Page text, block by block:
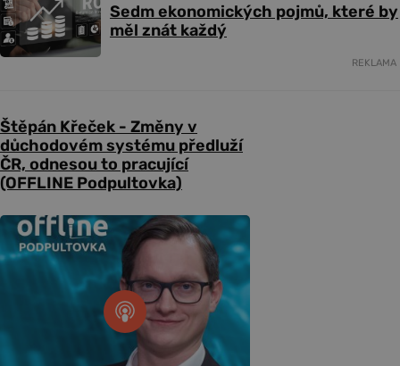
Sedm ekonomických pojmů, které by
měl znát každý
REKLAMA
Štěpán Křeček - Změny v
důchodovém systému předluží
ČR, odnesou to pracující
(OFFLINE Podpultovka)